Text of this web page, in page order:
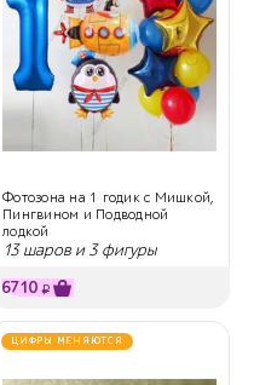
Фотозона на 1 годик с Мишкой,
Пингвином и Подводной
лодкой
13 шаров и 3 фигуры
6710 ₽
ЦИФРЫ МЕНЯЮТСЯ